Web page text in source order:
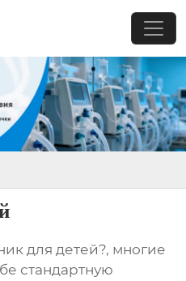
для детей?, многие
стандартную